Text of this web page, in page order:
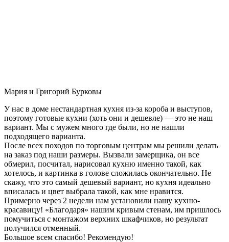
Мария и Григорий Бурковы
У нас в доме нестандартная кухня из-за короба и выступов,
поэтому готовые кухни (хоть они и дешевле) — это не наш
вариант. Мы с мужем много где были, но не нашли
подходящего варианта.
После всех походов по торговым центрам мы решили делать
на заказ под наши размеры. Вызвали замерщика, он все
обмерил, посчитал, нарисовал кухню именно такой, как
хотелось, и картинка в голове сложилась окончательно. Не
скажу, что это самый дешевый вариант, но кухня идеально
вписалась и цвет выбрала такой, как мне нравится.
Примерно через 2 недели нам установили нашу кухню-
красавицу! «Благодаря» нашим кривым стенам, им пришлось
помучиться с монтажом верхних шкафчиков, но результат
получился отменный.
Большое всем спасибо! Рекомендую!